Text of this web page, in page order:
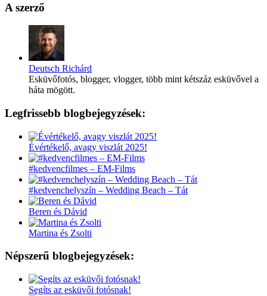
A szerző
Deutsch Richárd
Esküvőfotós, blogger, vlogger, több mint kétszáz esküvővel a
háta mögött.
Legfrissebb blogbejegyzések:
Évértékelő, avagy viszlát 2025!
#kedvencfilmes – EM-Films
#kedvenchelyszín – Wedding Beach – Tát
Beren és Dávid
Martina és Zsolti
Népszerű blogbejegyzések:
Segíts az esküvői fotósnak!